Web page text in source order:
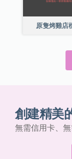
原隻烤雞店
創建精美
無需信用卡、